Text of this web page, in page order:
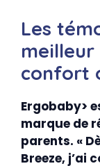
Les
confort
Ergobaby>
marque de
parents. «
Breeze, j’ai